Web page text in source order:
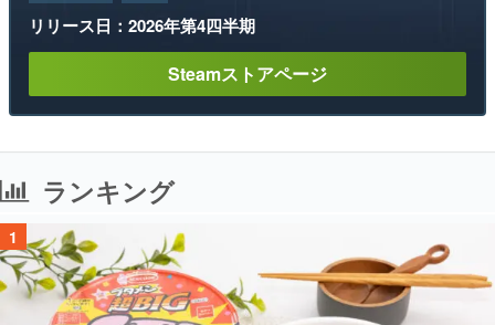
リリース日：2026年第4四半期
Steamストアページ
ランキング
1